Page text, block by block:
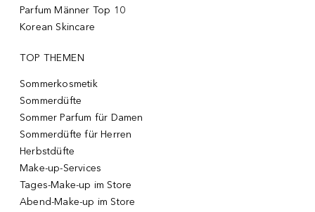
Parfum Männer Top 10
Korean Skincare
TOP THEMEN
Sommerkosmetik
Sommerdüfte
Sommer Parfum für Damen
Sommerdüfte für Herren
Herbstdüfte
Make-up-Services
Tages-Make-up im Store
Abend-Make-up im Store